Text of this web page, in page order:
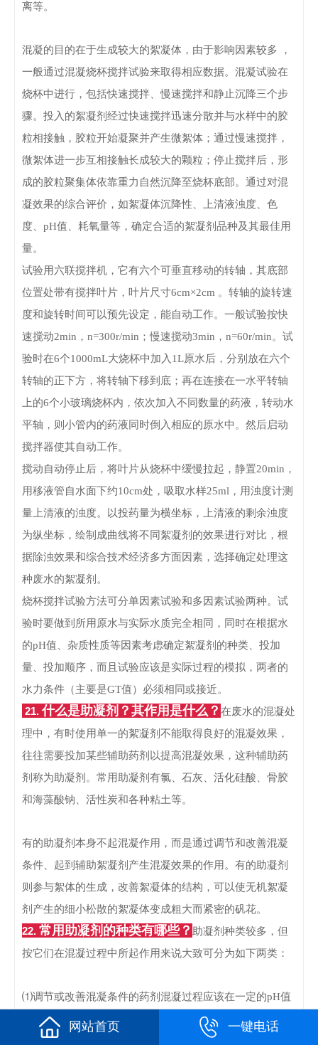
离等。
混凝的目的在于生成较大的絮凝体，由于影响因素较多 ，
一般通过混凝烧杯搅拌试验来取得相应数据。混凝试验在
烧杯中进行，包括快速搅拌、慢速搅拌和静止沉降三个步
骤。投入的絮凝剂经过快速搅拌迅速分散并与水样中的胶
粒相接触，胶粒开始凝聚并产生微絮体；通过慢速搅拌，
微絮体进一步互相接触长成较大的颗粒；停止搅拌后，形
成的胶粒聚集体依靠重力自然沉降至烧杯底部。通过对混
凝效果的综合评价，如絮凝体沉降性、上清液浊度、色
度、pH值、耗氧量等，确定合适的絮凝剂品种及其最佳用
量。
试验用六联搅拌机，它有六个可垂直移动的转轴，其底部
位置处带有搅拌叶片，叶片尺寸6cm×2cm 。转轴的旋转速
度和旋转时间可以预先设定，能自动工作。一般试验按快
速搅动2min，n=300r/min；慢速搅动3min，n=60r/min。试
验时在6个1000mL大烧杯中加入1L原水后，分别放在六个
转轴的正下方，将转轴下移到底；再在连接在一水平转轴
上的6个小玻璃烧杯内，依次加入不同数量的药液，转动水
平轴，则小管内的药液同时倒入相应的原水中。然后启动
搅拌器使其自动工作。
搅动自动停止后，将叶片从烧杯中缓慢拉起，静置20min，
用移液管自水面下约10cm处，吸取水样25ml，用浊度计测
量上清液的浊度。以投药量为横坐标，上清液的剩余浊度
为纵坐标，绘制成曲线将不同絮凝剂的效果进行对比，根
据除浊效果和综合技术经济多方面因素，选择确定处理这
种废水的絮凝剂。
烧杯搅拌试验方法可分单因素试验和多因素试验两种。试
验时要做到所用原水与实际水质完全相同，同时在根据水
的pH值、杂质性质等因素考虑确定絮凝剂的种类、投加
量、投加顺序，而且试验应该是实际过程的模拟，两者的
水力条件（主要是GT值）必须相同或接近。
21.什么是助凝剂？其作用是什么？ 在废水的混凝处
理中，有时使用单一的絮凝剂不能取得良好的混凝效果，
往往需要投加某些辅助药剂以提高混凝效果，这种辅助药
剂称为助凝剂。 常用助凝剂有氯、石灰、活化硅酸、骨胶
和海藻酸钠、活性炭和各种粘土等。
有的助凝剂本身不起混凝作用，而是通过调节和改善混凝
条件、起到辅助絮凝剂产生混凝效果的作用。有的助凝剂
则参与絮体的生成，改善絮凝体的结构，可以使无机絮凝
剂产生的细小松散的絮凝体变成粗大而紧密的矾花。
22. 常用助凝剂的种类有哪些？ 助凝剂种类较多，但
按它们在混凝过程中所起作用来说大致可分为如下两类：
⑴调节或改善混凝条件的药剂混凝过程应该在一定的pH值
范围内进行，如果原水pH值不能满足此要求，则应调整原
水的pH值，这类助凝剂包括酸和碱。原水pH值较低、碱度
网站首页 一键电话